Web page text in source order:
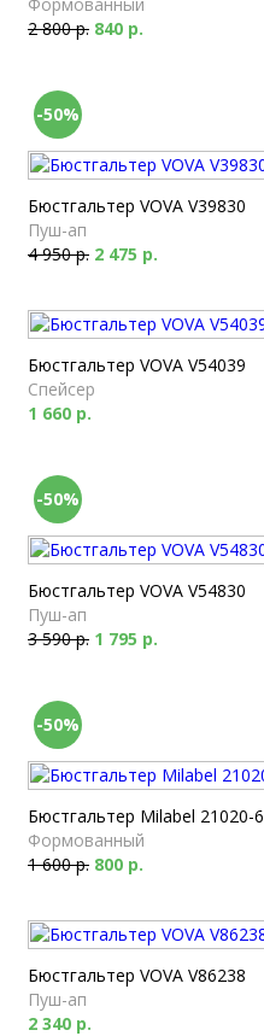
2 800 р. 840 р.
-50%
Бюстгальтер VOVA V39830
Пуш-ап
4 950 р. 2 475 р.
Бюстгальтер VOVA V54039
Спейсер
1 660 р.
-50%
Бюстгальтер VOVA V54830
Пуш-ап
3 590 р. 1 795 р.
-50%
Бюстгальтер Milabel 21020-6
Формованный
1 600 р. 800 р.
Бюстгальтер VOVA V86238
Пуш-ап
2 340 р.